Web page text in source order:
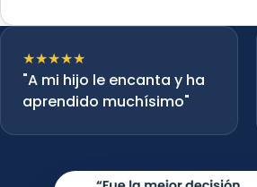
★★★★★
"A mi hijo le encanta y ha
aprendido muchísimo"